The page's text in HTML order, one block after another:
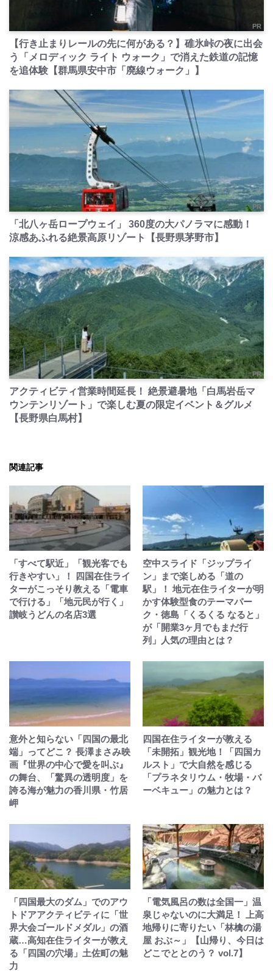
PR
【行き止まりレールの先に何がある？】碓氷峠の夜に出会
う「メロディック ライト ウォーク」で消えた鉄道の記憶
を追体験【群馬県安中市「廃線ウォーク」】
PR
「北八ヶ岳ロープウェイ」 360度の大パノラマに感動！
涼感あふれる絶景高原リゾート【長野県茅野市】
PR
アクティビティ営業時間延長！ 絶景避暑地「白馬岩岳マ
ウンテンリゾート」で楽しむ夏の限定イベント＆グルメ
【長野県白馬村】
関連記事
「すべて駅近」「観光客でも
行きやすい」！ 四国在住ライ
ターがこっそり教える「電車
で行ける」「地元民が行く」
讃岐うどんの名店3選
空中スライド「ジップライ
ン」まで楽しめる「道の
駅」！ 地元在住ライターが明
かす体験型食のテーマパー
ク・徳島「くるくる なると」
が「開業3ヶ月でもまだ行
列」人気の理由とは？
意外と知らない「四国の最北
端」ってどこ？ 長澤まさみ映
画『世界の中心で愛を叫ぶ』
の舞台、「驚異の透明度」を
誇る海が魅力の香川県・竹居
岬
四国在住ライターが教える
「未開拓」観光地！「四国カ
ルスト」で大自然を感じる
「プラネタリウム・牧場・バ
ーベキュー」の魅力とは？
「四国最大のダム」でのアウ
トドアアクティビティに「世
界大会ゴールドメダル」の酒
蔵…高知在住ライターが教え
る「四国の穴場」土佐町の魅
力
「電気風呂の数は全国一」温
泉じゃないのに大満足！ 上高
地帰りに寄りたい「林檎の湯
屋 おぶ～」【山帰り、今日は
どこでととのう？ vol.7】